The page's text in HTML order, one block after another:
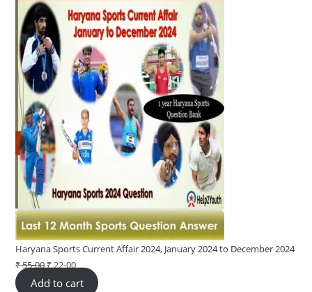
Haryana Sports Current Affair 2024, January 2024 to December 2024
₹55-00Original
price
₹22-00Current
price
Add to cart